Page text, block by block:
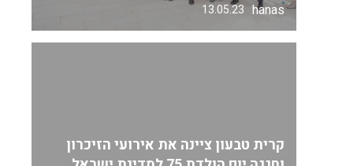
hanas
13.05.23
קרית טבעון ציינה את אירועי הזיכרון